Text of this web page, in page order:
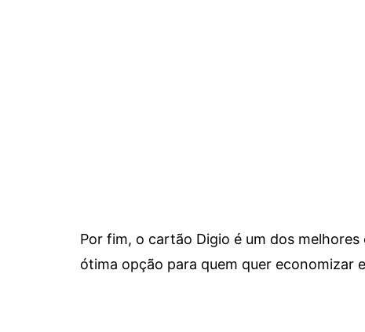
Por fim, o cartão Digio é um dos
ótima opção para quem quer economizar